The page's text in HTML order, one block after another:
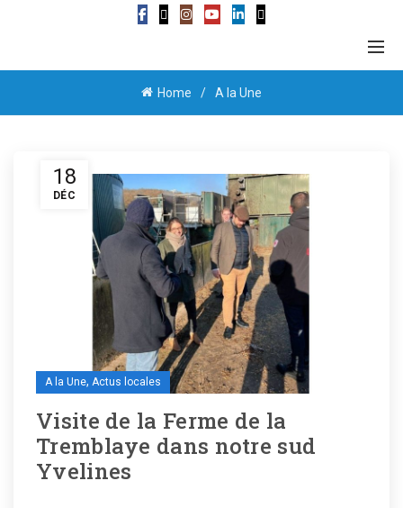
Home A la Une
18
DÉC
A la Une, Actus locales
Visite de la Ferme de la
Tremblaye dans notre sud
Yvelines